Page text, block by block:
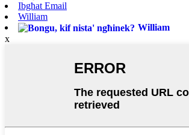
Ibgħat Email
William
William
x